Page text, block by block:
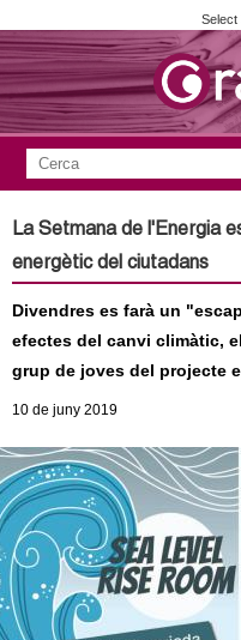
Vés
al
contingut
Select
u
n
a
m
e
n
t
F
m
u
l
a
r
i
d
e
c
e
r
La Setmana de l'Energia
energètic del ciutadans
Divendres es farà un
efectes del canvi climàtic,
grup de joves del projecte
10 de juny 2019